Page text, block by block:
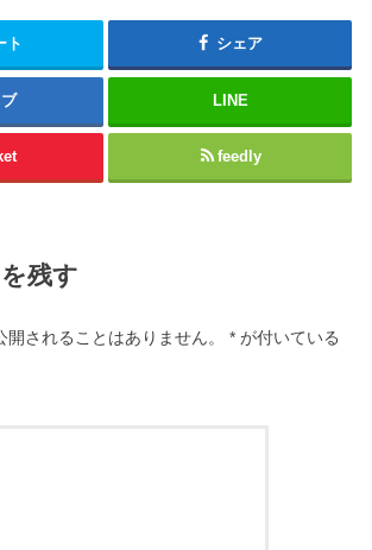
ト シェア
LINE
feedly
残す
開されることはありません。 * が付いている